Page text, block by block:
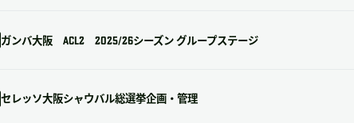
ガンバ大阪 ACL2 2025/26シーズン グループステージ
セレッソ大阪シャウバル総選挙企画・管理